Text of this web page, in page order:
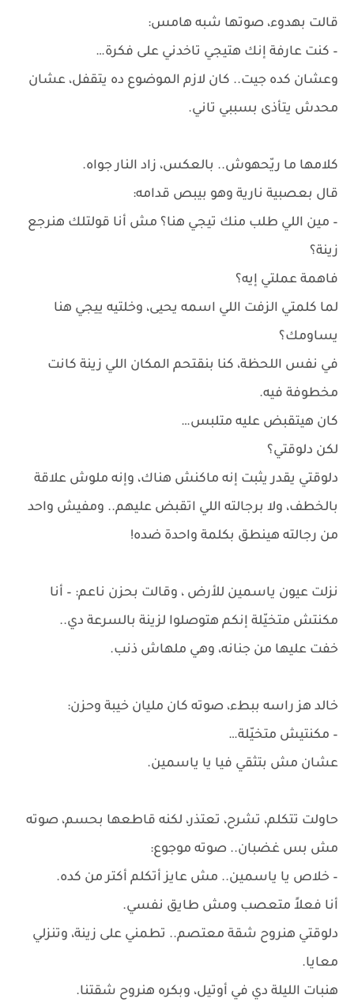
قالت بهدوء، صوتها شبه هامس:
– كنت عارفة إنك هتيجي تاخدني على فكرة…
وعشان كده جيت.. كان لازم الموضوع ده يتقفل، عشان
محدش يتأذى بسببي تاني.
كلامها ما ريّحهوش.. بالعكس، زاد النار جواه.
قال بعصبية نارية وهو بيبص قدامه:
– مين اللي طلب منك تيجي هنا؟ مش أنا قولتلك هنرجع
زينة؟
فاهمة عملتي إيه؟
لما كلمتي الزفت اللي اسمه يحيى، وخلتيه ييجي هنا
يساومك؟
في نفس اللحظة، كنا بنقتحم المكان اللي زينة كانت
مخطوفة فيه.
كان هيتقبض عليه متلبس…
لكن دلوقتي؟
دلوقتي يقدر يثبت إنه ماكنش هناك، وإنه ملوش علاقة
بالخطف، ولا برجالته اللي اتقبض عليهم.. ومفيش واحد
من رجالته هينطق بكلمة واحدة ضده!
نزلت عيون ياسمين للأرض ، وقالت بحزن ناعم: – أنا
مكنتش متخيّلة إنكم هتوصلوا لزينة بالسرعة دي..
خفت عليها من جنانه، وهي ملهاش ذنب.
خالد هز راسه ببطء، صوته كان مليان خيبة وحزن:
– مكنتيش متخيّلة…
عشان مش بتثقي فيا يا ياسمين.
حاولت تتكلم، تشرح، تعتذر، لكنه قاطعها بحسم، صوته
مش بس غضبان.. صوته موجوع:
– خلاص يا ياسمين.. مش عايز أتكلم أكتر من كده.
أنا فعلاً متعصب ومش طايق نفسي.
دلوقتي هنروح شقة معتصم.. تطمني على زينة، وتنزلي
معايا.
هنبات الليلة دي في أوتيل، وبكره هنروح شقتنا.